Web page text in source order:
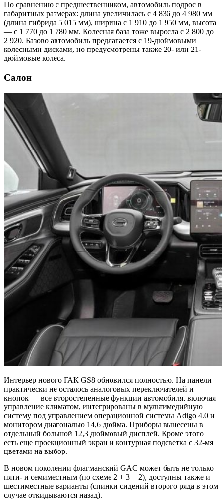
По сравнению с предшественником, автомобиль подрос в
габаритных размерах: длина увеличилась с 4 836 до 4 980 мм
(длина гибрида 5 015 мм), ширина с 1 910 до 1 950 мм, высота
— с 1 770 до 1 780 мм. Колесная база тоже выросла с 2 800 до
2 920. Базово автомобиль предлагается с 19-дюймовыми
колесными дисками, но предусмотрены также 20- или 21-
дюймовые колеса.
Салон
Интерьер нового ГАК GS8 обновился полностью. На панели
практически не осталось аналоговых переключателей и
кнопок — все второстепенные функции автомобиля, включая
управление климатом, интегрированы в мультимедийную
систему под управлением операционной системы Adigo 4.0 и
монитором диагональю 14,6 дюйма. Приборы вынесены в
отдельный большой 12,3 дюймовый дисплей. Кроме этого
есть еще проекционный экран и контурная подсветка с 32-мя
цветами на выбор.
В новом поколении флагманский GAC может быть не только
пяти- и семиместным (по схеме 2 + 3 + 2), доступны также и
шестиместные варианты (спинки сидений второго ряда в этом
случае откидываются назад).